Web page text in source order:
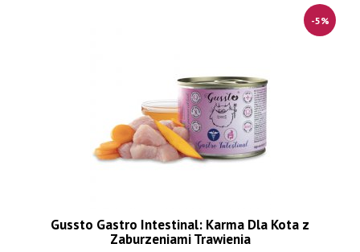
Gussto Gastro Intestinal: Karma Dla Kota z
Zaburzeniami Trawienia
-5%